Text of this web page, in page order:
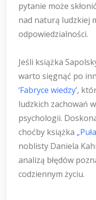
pytanie może
nad naturą ludzkiej
odpowiedzialności.
Jeśli książka
warto sięgnąć po
‘Fabryce wiedzy’,
ludzkich zachowań
psychologii.
choćby książka
noblisty Daniela
analizą błędów
codziennym życiu.